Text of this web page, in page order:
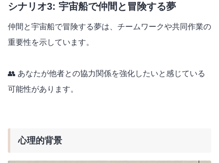
シナリオ3: 宇宙船で仲間と冒険する夢
仲間と宇宙船で冒険する夢は、チームワークや共同作業の
重要性を示しています。
👥 あなたが他者との協力関係を強化したいと感じている
可能性があります。
心理的背景